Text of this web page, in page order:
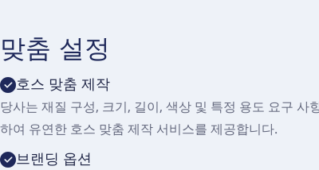
맞춤 설정
호스 맞춤 제작
당사는 재질 구성, 크기, 길이, 색상 및 특정 용도 요구 사
하여 유연한 호스 맞춤 제작 서비스를 제공합니다.
브랜딩 옵션